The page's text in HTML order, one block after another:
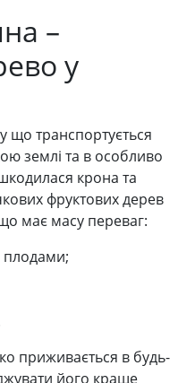
–
у
що транспортується
землі та в особливо
крона та
фруктових дерев
має масу переваг:
плодами;
приживається в будь-
його краще